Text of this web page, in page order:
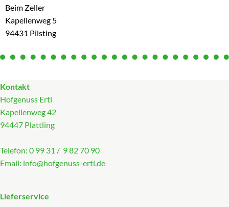
Beim Zeller
Kapellenweg 5
94431 Pilsting
Kontakt
Hofgenuss Ertl
Kapellenweg 42
94447 Plattling
Telefon: 0 99 31 / 9 82 70 90
Email: info@hofgenuss-ertl.de
Lieferservice